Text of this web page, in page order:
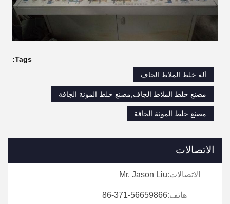
Tags:
آلة خلط الملاط الجاف
مصنع خلط الملاط الجاف,مصنع خلط المونة الجافة
مصنع خلط المونة الجافة
الاتصالات
الاتصالات:Mr. Jason Liu
هاتف:86-371-56659866